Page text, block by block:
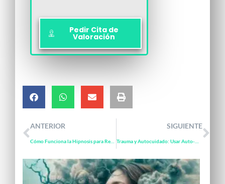
Pedir Cita de
Valoración
ANTERIOR SIGUIENTE